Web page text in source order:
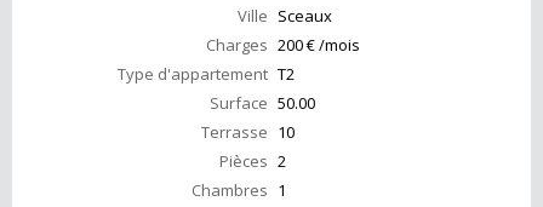
Ville Sceaux
Charges 200 € /mois
Type d'appartement T2
Surface 50.00
Terrasse 10
Pièces 2
Chambres 1